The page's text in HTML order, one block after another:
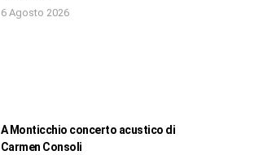
6 Agosto 2026
A Monticchio concerto acustico di
Carmen Consoli